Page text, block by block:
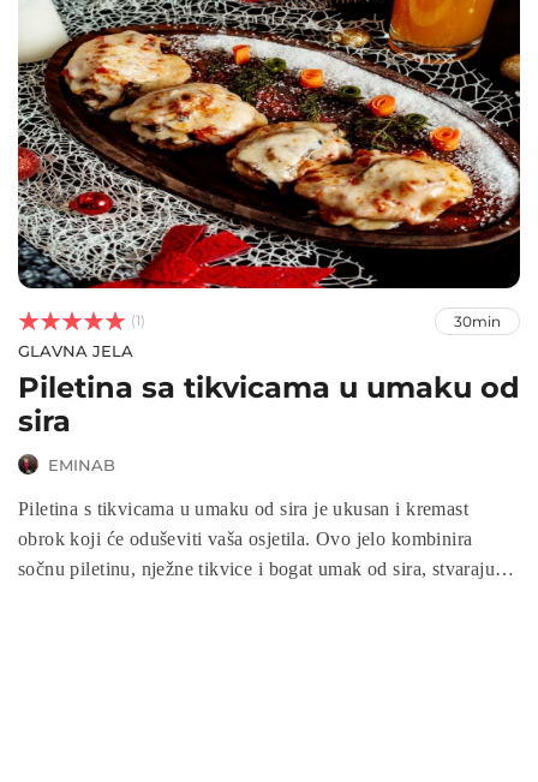


 (1) 30min
GLAVNA JELA
Piletina sa tikvicama u umaku od
sira
EMINAB
Piletina s tikvicama u umaku od sira je ukusan i kremast
obrok koji će oduševiti vaša osjetila. Ovo jelo kombinira
sočnu piletinu, nježne tikvice i bogat umak od sira, stvarajući